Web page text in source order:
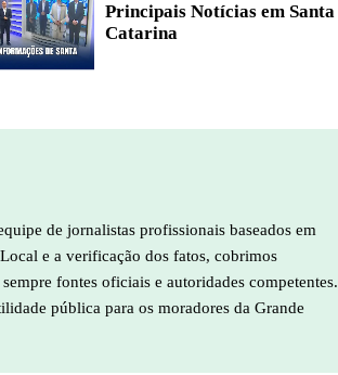
Principais Notícias em Santa
Catarina
de jornalistas profissionais baseados em
e a verificação dos fatos, cobrimos
fontes oficiais e autoridades competentes.
pública para os moradores da Grande